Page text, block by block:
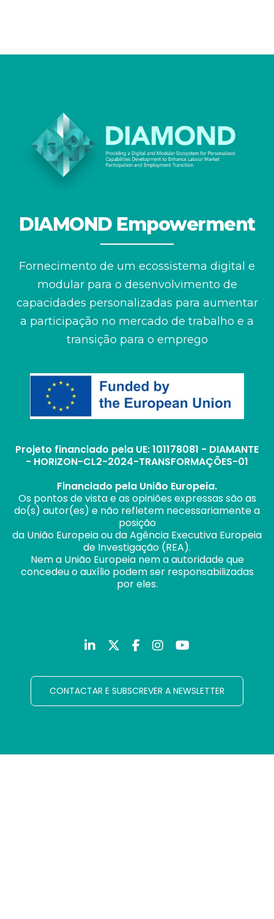
DIAMOND Empowerment
Fornecimento de um ecossistema digital e
modularpara o desenvolvimento de
capacidades personalizadas para aumentar
a participação no mercado de trabalho e a
transição para o emprego
Projeto financiado pela UE: 101178081 - DIAMANTE
- HORIZON-CL2-2024-TRANSFORMAÇÕES-01
Financiado pela União Europeia.
Os pontos de vista e as opiniões expressas são as
do(s) autor(es) e não refletem necessariamente a
posição
da União Europeia ou da Agência Executiva Europeia
de Investigação (REA).
Nem a União Europeia nem a autoridade que
concedeu o auxílio podem ser responsabilizadas
por eles.
CONTACTAR E SUBSCREVER A NEWSLETTER